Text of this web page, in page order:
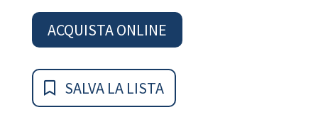
ACQUISTA ONLINE
SALVA LA LISTA